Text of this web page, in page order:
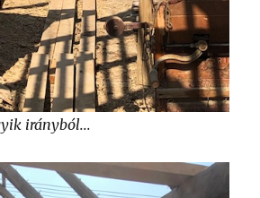
irányból...